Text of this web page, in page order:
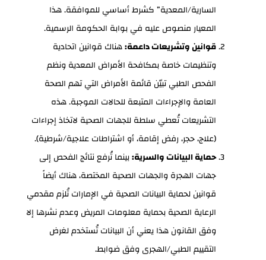
السارية/المعدية” كشرط أساسي للموافقة. هذا
المعيار منصوص عليه في بوابة الحكومة الرسمية.
قوانين وتشريعات داعمة:هناك قوانين اتحادية
وتنظيمات خاصة بمكافحة الأمراض المعدية ونظم
الفحص الطبي تبيّن قائمة الأمراض التي تهم الصحة
العامة والإجراءات المتبعة للحالات الموجبة. هذه
التشريعات تُعطي سلطة للجهات الصحية لاتخاذ إجراءات
(علاج، حجر، رفض إقامة، أو اشتراطات علاجية/شرطية).
حماية البيانات والسرية:بينما تُرفع نتائج الفحص إلى
جهات الهجرة والجهات الصحية المختصة، هناك أيضاً
قوانين لحماية البيانات الصحية في الإمارات تُلزم مقدمي
الرعاية الصحية بحماية معلومات المريض وعدم نشرها إلا
وفق القانون هذا يعني أن البيانات تُستخدم لغرض
التقييم الطبي/الهجرى وفق ضوابط.